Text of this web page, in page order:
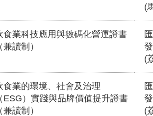
(
食業科技應用與數碼化營運證書
（兼讀制）
(
食業的環境、社會及治理
（ESG）實踐與品牌價值提升證書
（兼讀制）
(